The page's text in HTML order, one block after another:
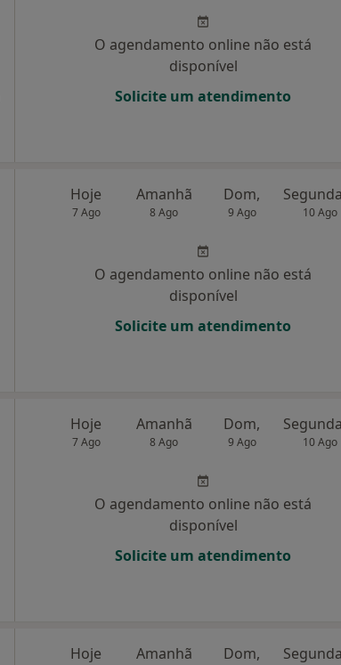
O agendamento online não está
disponível
Solicite um atendimento
Hoje
7 Ago
Amanhã
8 Ago
Dom,
9 Ago 10 Ago
O agendamento online não está
disponível
Solicite um atendimento
Hoje
7 Ago
Amanhã
8 Ago
Dom,
9 Ago 10 Ago
O agendamento online não está
disponível
Solicite um atendimento
Hoje Amanhã Dom,